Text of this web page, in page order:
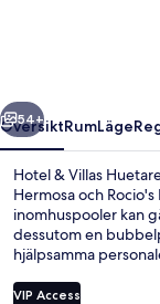
Nästa
54+
ÖversiktRumLäge
Hotel & Villas
Hermosa och
inomhuspooler kan
dessutom en
hjälpsamma
VIP Access